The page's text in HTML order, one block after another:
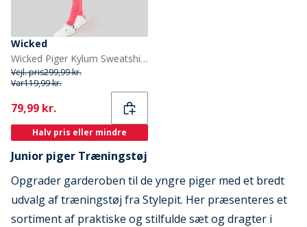
Wicked
Wicked Piger Kylum Sweatshirt Og Leggings Træningsdragt Camilla
Vejl. pris299,99 kr.
Var119,99 kr.
Current
79,99 kr.
Halv pris eller mindre
Junior piger Træningstøj
Opgrader garderoben til de yngre piger med et bredt
udvalg af træningstøj fra Stylepit. Her præsenteres et
sortiment af praktiske og stilfulde sæt og dragter i